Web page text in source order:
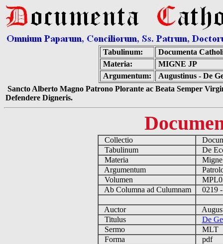
Tabulinum:
Documenta
Materia:
MIGNE JP
Argumentum:
Augustinus - De
Sancto Alberto Magno Patrono Plorante ac Beata Semper
Defendere Digneris.
Collectio
Tabulinum
De
Materia
Argumentum
Volumen
Ab Columna ad Culumnam
0219
Auctor
Titulus
De
Sermo
MLT
Forma
pdf